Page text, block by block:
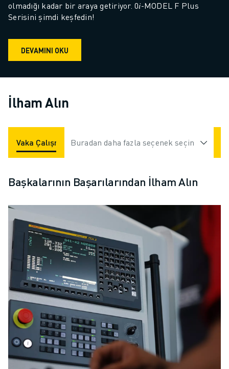
olmadığı kadar bir araya getiriyor. 0𝑖-MODEL F Plus
Serisini şimdi keşfedin!
DEVAMINI OKU
İlham Alın
Vaka Çalışmaları Uygulamalar Endüstriler
Buradan daha fazla seçenek seçin
Başkalarının Başarılarından İlham Alın